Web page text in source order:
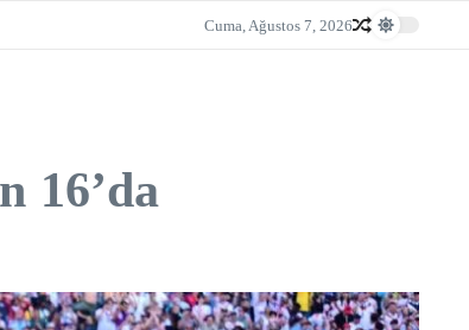
Cuma, Ağustos 7, 2026
16’da